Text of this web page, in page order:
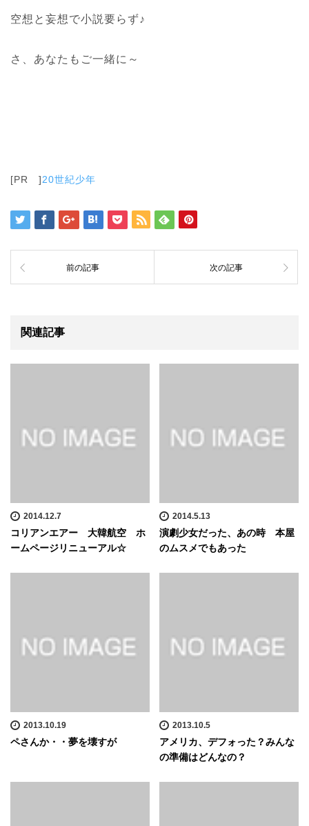
空想と妄想で小説要らず♪
さ、あなたもご一緒に～
[PR ]20世紀少年
前の記事 次の記事
関連記事
2014.12.7
コリアンエアー 大韓航空 ホ
ームページリニューアル☆
2014.5.13
演劇少女だった、あの時 本屋
のムスメでもあった
2013.10.19
ペさんか・・夢を壊すが
2013.10.5
アメリカ、デフォった？みんな
の準備はどんなの？